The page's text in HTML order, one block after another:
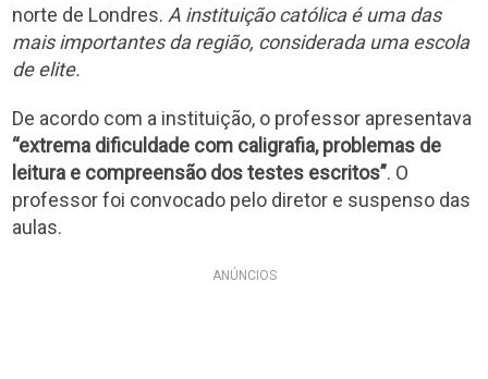
norte de Londres. A instituição católica é uma das
mais importantes da região, considerada uma escola
de elite.
De acordo com a instituição, o professor apresentava
“extrema dificuldade com caligrafia, problemas de
leitura e compreensão dos testes escritos”. O
professor foi convocado pelo diretor e suspenso das
aulas.
ANÚNCIOS